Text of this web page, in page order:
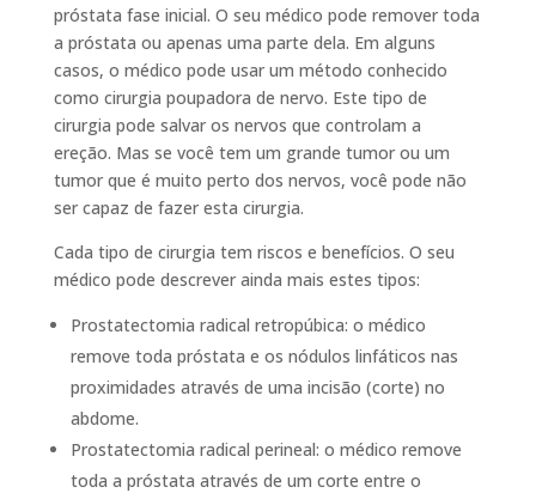
próstata fase inicial. O seu médico pode remover toda
a próstata ou apenas uma parte dela. Em alguns
casos, o médico pode usar um método conhecido
como cirurgia poupadora de nervo. Este tipo de
cirurgia pode salvar os nervos que controlam a
ereção. Mas se você tem um grande tumor ou um
tumor que é muito perto dos nervos, você pode não
ser capaz de fazer esta cirurgia.
Cada tipo de cirurgia tem riscos e benefícios. O seu
médico pode descrever ainda mais estes tipos:
Prostatectomia radical retropúbica: o médico
remove toda próstata e os nódulos linfáticos nas
proximidades através de uma incisão (corte) no
abdome.
Prostatectomia radical perineal: o médico remove
toda a próstata através de um corte entre o